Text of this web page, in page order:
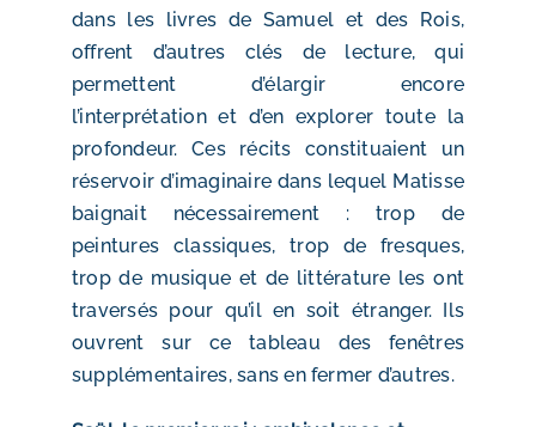
dans les livres de Samuel et des Rois,
offrent d’autres clés de lecture, qui
permettent d’élargir encore
l’interprétation et d’en explorer toute la
profondeur. Ces récits constituaient un
réservoir d’imaginaire dans lequel Matisse
baignait nécessairement : trop de
peintures classiques, trop de fresques,
trop de musique et de littérature les ont
traversés pour qu’il en soit étranger. Ils
ouvrent sur ce tableau des fenêtres
supplémentaires, sans en fermer d’autres.